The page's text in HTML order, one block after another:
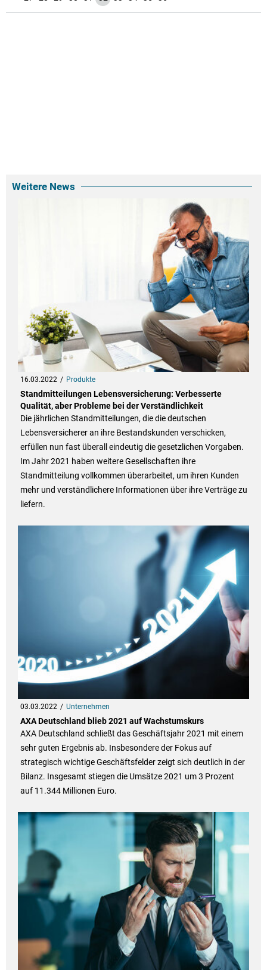
Weitere News
16.03.2022 Produkte
Standmitteilungen Lebensversicherung: Verbesserte
Qualität, aber Probleme bei der Verständlichkeit
Die jährlichen Standmitteilungen, die die deutschen
Lebensversicherer an ihre Bestandskunden verschicken,
erfüllen nun fast überall eindeutig die gesetzlichen Vorgaben.
Im Jahr 2021 haben weitere Gesellschaften ihre
Standmitteilung vollkommen überarbeitet, um ihren Kunden
mehr und verständlichere Informationen über ihre Verträge zu
liefern.
03.03.2022 Unternehmen
AXA Deutschland blieb 2021 auf Wachstumskurs
AXA Deutschland schließt das Geschäftsjahr 2021 mit einem
sehr guten Ergebnis ab. Insbesondere der Fokus auf
strategisch wichtige Geschäftsfelder zeigt sich deutlich in der
Bilanz. Insgesamt stiegen die Umsätze 2021 um 3 Prozent
auf 11.344 Millionen Euro.